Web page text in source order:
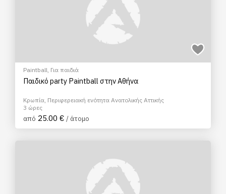
Paintball, Για παιδιά
Παιδικό party Paintball στην Αθήνα
Κρωπία, Περιφερειακή ενότητα Ανατολικής Αττικής
3 ώρες
από 25.00 € / άτομο